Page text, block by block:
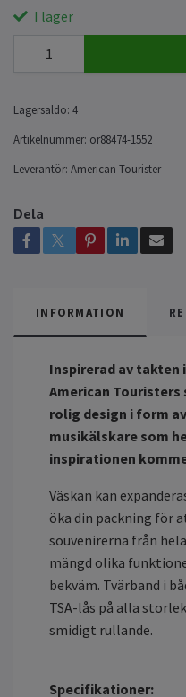
I lager
Lagersaldo: 4
Artikelnummer: or88474-1552
Leverantör: American Tourister
Dela
INFORMATION
Inspirerad av takten
American
rolig design i form
musikälskare som
inspirationen
Väskan kan
öka din packning för
souvenirerna från
mängd olika
bekväm. Tvärband i
TSA-lås på alla
smidigt rullande.
Specifikationer: